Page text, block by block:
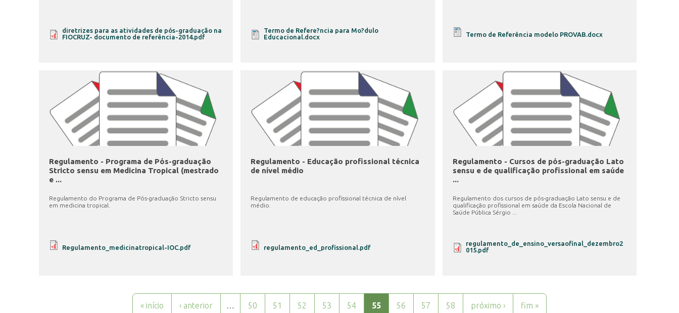
diretrizes para as atividades de pós-graduação na
FIOCRUZ- documento de referência-2014.pdf
Termo de Refere?ncia para Mo?dulo
Educacional.docx
Termo de Referência modelo PROVAB.docx
Regulamento - Programa de Pós-graduação
Stricto sensu em Medicina Tropical (mestrado
e ...
Regulamento do Programa de Pós-graduação Stricto sensu
em medicina tropical.
Regulamento_medicinatropical-IOC.pdf
Regulamento - Educação profissional técnica
de nível médio
Regulamento de educação profissional técnica de nível
médio.
regulamento_ed_profissional.pdf
Regulamento - Cursos de pós-graduação Lato
sensu e de qualificação profissional em saúde
...
Regulamento dos cursos de pós-graduação Lato sensu e de
qualificação profissional em saúde da Escola Nacional de
Saúde Pública Sérgio ...
regulamento_de_ensino_versaofinal_dezembro2
015.pdf
« início ‹ anterior … 50 51 52 53 54 55 56 57 58 próximo › fim »